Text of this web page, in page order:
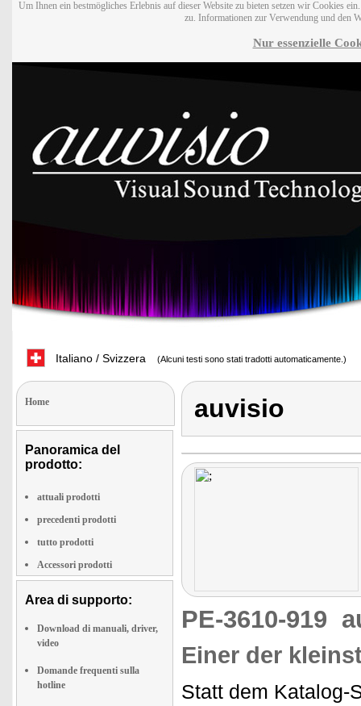
Um Ihnen ein bestmögliches Erlebnis auf dieser Website zu bieten setzen wir Cookies
zu. Informationen zur Verwendung und den
Nur essenzielle
Italiano / Svizzera (Alcuni testi sono stati tradotti automaticamente.)
Home
Panoramica del
prodotto:
attuali prodotti
precedenti prodotti
tutto prodotti
Accessori prodotti
Area di supporto:
Download di manuali, driver,
video
Domande frequenti sulla
hotline
auvisio
PE-3610-919
Einer der
Statt dem Katalog-